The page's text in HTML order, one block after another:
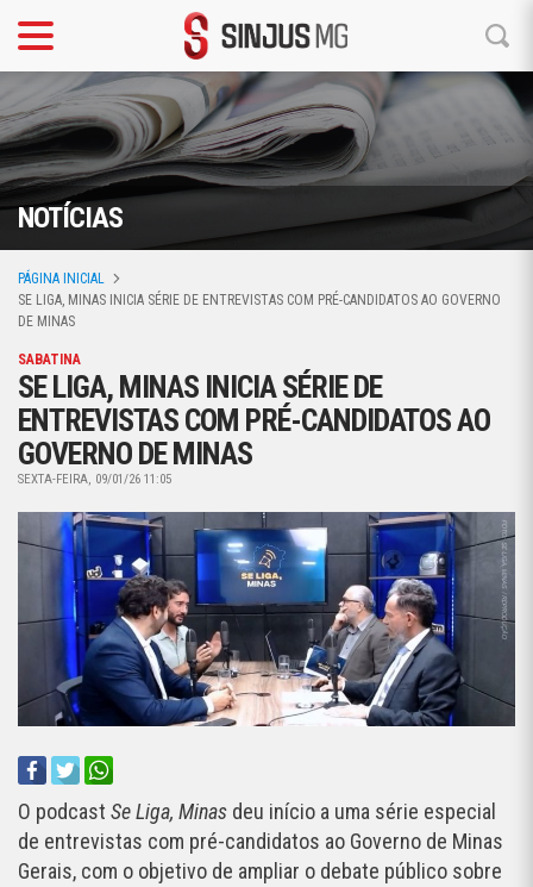
NOTÍCIAS
PÁGINA INICIAL
SE LIGA, MINAS INICIA SÉRIE DE ENTREVISTAS COM PRÉ-CANDIDATOS AO GOVERNO
DE MINAS
SABATINA
SE LIGA, MINAS INICIA SÉRIE DE
ENTREVISTAS COM PRÉ-CANDIDATOS AO
GOVERNO DE MINAS
SEXTA-FEIRA, 09/01/26 11:05
O podcast Se Liga, Minas deu início a uma série especial
de entrevistas com pré-candidatos ao Governo de Minas
Gerais, com o objetivo de ampliar o debate público sobre